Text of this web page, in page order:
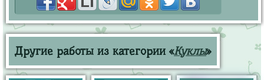
Другие работы из категории «Куклы»